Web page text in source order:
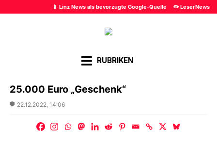
📱 Linz News als bevorzugte Google-Quelle ✏️ LeserNews
RUBRIKEN
25.000 Euro „Geschenk“
Posted22.12.2022, 14:06